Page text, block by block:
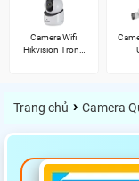
Camera Wifi
Hikvision Trong
Trang chủ › Camera